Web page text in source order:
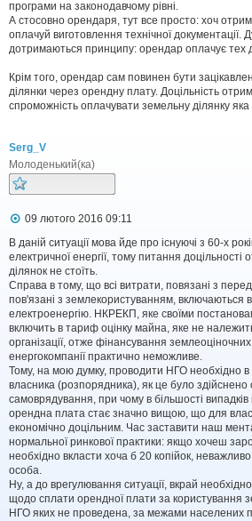
е
н
н
я
програми на законодавчому рівні.
А стосовно орендаря, тут все просто: хоч
оплачуй виготовлення технічної документації.
дотримаються принципу: орендар оплачує тех
Крім того, орендар сам повинен бути
ділянки через орендну плату. Доцільність
спроможність оплачувати земельну ділянку яка
Serg_V
Молоденький(ка)
П
в
і
д
о
м
л
е
н
н
я
09 лютого 2016 09:11
В даній ситуації мова йде про існуючі з 60-х
електричної енергії, тому питання
ділянок не стоїть.
Справа в тому, що всі витрати, повязані з
пов'язані з землекористуванням, включаються
електроенергію. НКРЕКП, яке своїми
включить в тариф оцінку майна, яке не
організації, отже фінансування
енергокомпанії практично неможливе.
Тому, на мою думку, проводити НГО необхідно в
власника (розпорядника), як це було здійснено
самоврядування, при чому в більшості
орендна плата стає значно вищою, що для
економічно доцільним. Час заставити наш
нормальної ринкової практики: якщо хочеш
необхідно вкласти хоча б 20 копійок,
особа.
Ну, а до врегулювання ситуації, вкрай
щодо сплати орендної плати за користування
НГО яких не проведена, за межами населених